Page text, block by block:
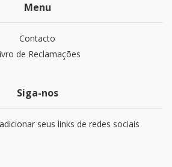
Menu
Contacto
de Reclamações
Siga-nos
seus links de redes sociais